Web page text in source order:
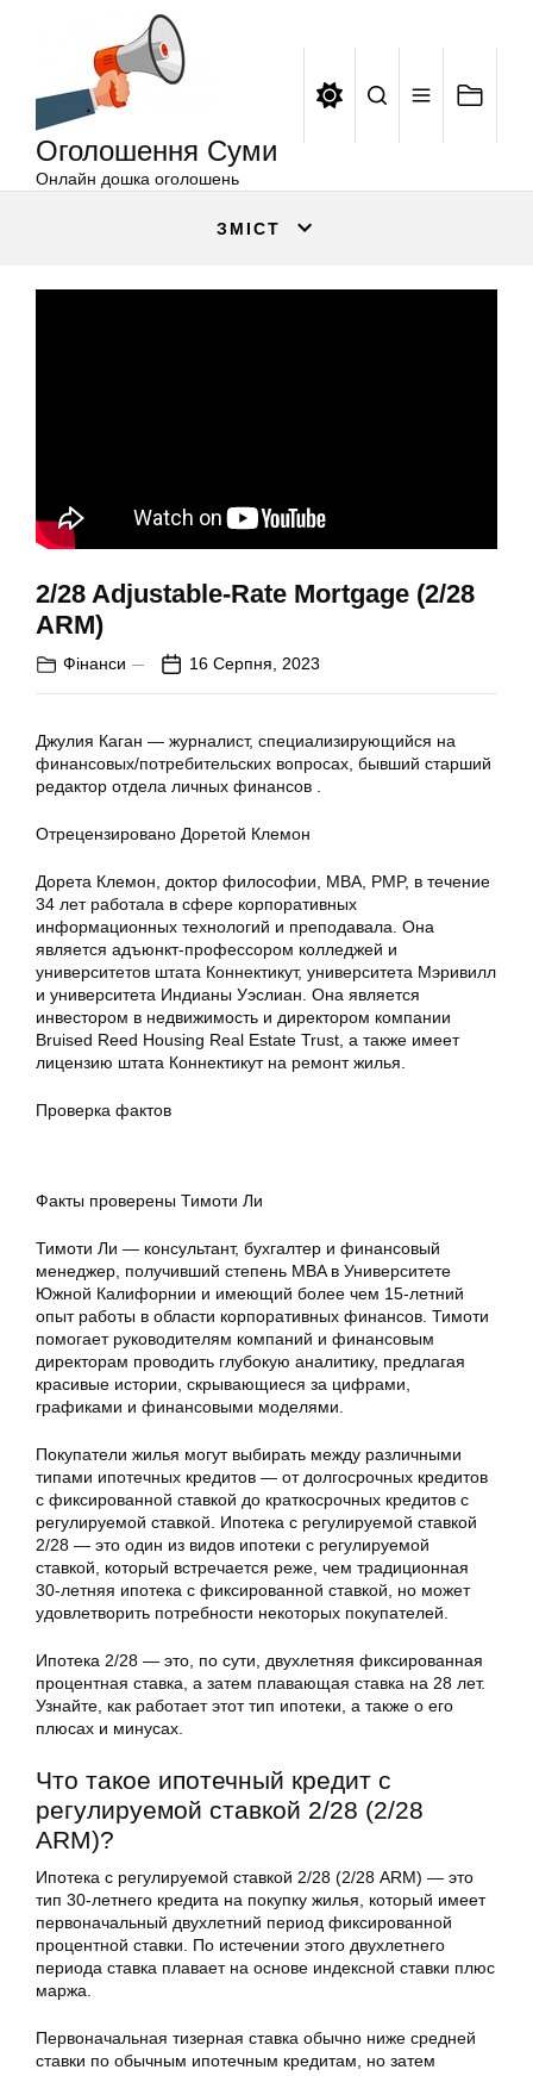
Оголошення Суми
Онлайн дошка оголошень
ЗМІСТ
2/28 Adjustable-Rate Mortgage (2/28
ARM)
Фінанси 16 Серпня, 2023
Джулия Каган — журналист, специализирующийся на
финансовых/потребительских вопросах, бывший старший
редактор отдела личных финансов .
Отрецензировано Доретой Клемон
Дорета Клемон, доктор философии, MBA, PMP, в течение
34 лет работала в сфере корпоративных
информационных технологий и преподавала. Она
является адъюнкт-профессором колледжей и
университетов штата Коннектикут, университета Мэривилл
и университета Индианы Уэслиан. Она является
инвестором в недвижимость и директором компании
Bruised Reed Housing Real Estate Trust, а также имеет
лицензию штата Коннектикут на ремонт жилья.
Проверка фактов
Факты проверены Тимоти Ли
Тимоти Ли — консультант, бухгалтер и финансовый
менеджер, получивший степень MBA в Университете
Южной Калифорнии и имеющий более чем 15-летний
опыт работы в области корпоративных финансов. Тимоти
помогает руководителям компаний и финансовым
директорам проводить глубокую аналитику, предлагая
красивые истории, скрывающиеся за цифрами,
графиками и финансовыми моделями.
Покупатели жилья могут выбирать между различными
типами ипотечных кредитов — от долгосрочных кредитов
с фиксированной ставкой до краткосрочных кредитов с
регулируемой ставкой. Ипотека с регулируемой ставкой
2/28 — это один из видов ипотеки с регулируемой
ставкой, который встречается реже, чем традиционная
30-летняя ипотека с фиксированной ставкой, но может
удовлетворить потребности некоторых покупателей.
Ипотека 2/28 — это, по сути, двухлетняя фиксированная
процентная ставка, а затем плавающая ставка на 28 лет.
Узнайте, как работает этот тип ипотеки, а также о его
плюсах и минусах.
Что такое ипотечный кредит с
регулируемой ставкой 2/28 (2/28
ARM)?
Ипотека с регулируемой ставкой 2/28 (2/28 ARM) — это
тип 30-летнего кредита на покупку жилья, который имеет
первоначальный двухлетний период фиксированной
процентной ставки. По истечении этого двухлетнего
периода ставка плавает на основе индексной ставки плюс
маржа.
Первоначальная тизерная ставка обычно ниже средней
ставки по обычным ипотечным кредитам, но затем